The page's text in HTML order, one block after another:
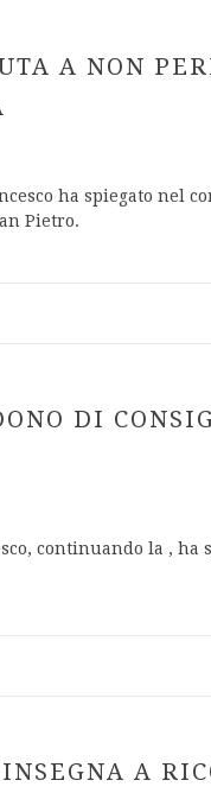
A NON
ha spiegato nel
Pietro.
DI
continuando la , ha
A